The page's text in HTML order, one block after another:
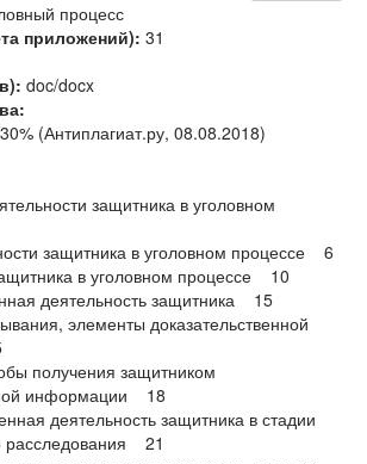
процесс
приложений): 31
doc/docx
(Антиплагиат.ру, 08.08.2018)
защитника в уголовном
защитника в уголовном процессе 6
в уголовном процессе 10
деятельность защитника 15
элементы доказательственной
получения защитником
информации 18
деятельность защитника в стадии
расследования 21